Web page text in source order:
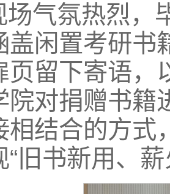
场气氛热烈，
盖闲置考研书
页留下寄语，
院对捐赠书籍
相结合的方式
“旧书新用、